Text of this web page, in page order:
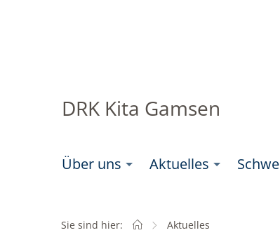
DRK Kita Gamsen
Über uns Aktuelles
Sie sind hier: StartseiteAktuelles